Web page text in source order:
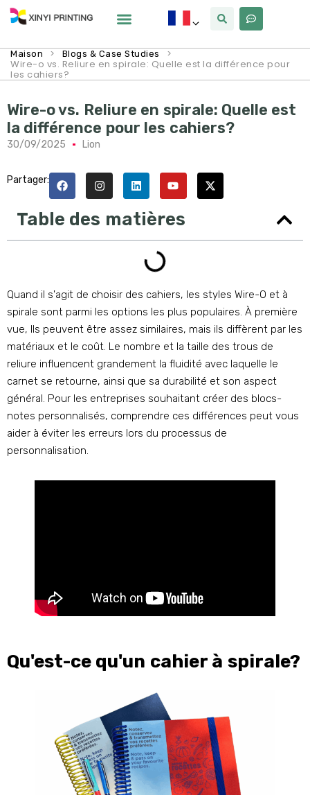
Maison > Blogs & Case Studies >
Wire-o vs. Reliure en spirale: Quelle est la différence pour
les cahiers?
Wire-o vs. Reliure en spirale: Quelle est
la différence pour les cahiers?
30/09/2025 Lion
Partager:
Table des matières
Quand il s'agit de choisir des cahiers, les styles Wire-O et à
spirale sont parmi les options les plus populaires. À première
vue, Ils peuvent être assez similaires, mais ils diffèrent par les
matériaux et le coût. Le nombre et la taille des trous de
reliure influencent grandement la fluidité avec laquelle le
carnet se retourne, ainsi que sa durabilité et son aspect
général. Pour les entreprises souhaitant créer des blocs-
notes personnalisés, comprendre ces différences peut vous
aider à éviter les erreurs lors du processus de
personnalisation.
Qu'est-ce qu'un cahier à spirale?